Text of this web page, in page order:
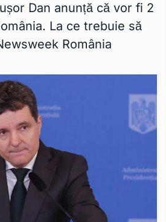
Dan anunță că vor fi 2
La ce trebuie să
România